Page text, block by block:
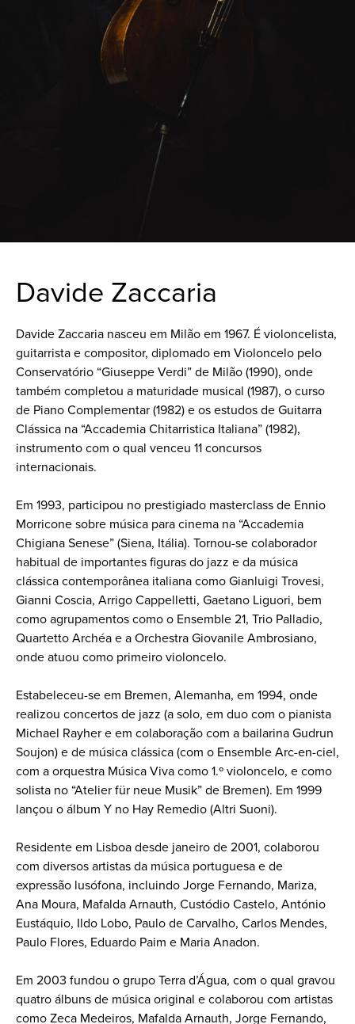
Davide Zaccaria
Davide Zaccaria nasceu em Milão em 1967. É violoncelista,
guitarrista e compositor, diplomado em Violoncelo pelo
Conservatório “Giuseppe Verdi” de Milão (1990), onde
também completou a maturidade musical (1987), o curso
de Piano Complementar (1982) e os estudos de Guitarra
Clássica na “Accademia Chitarristica Italiana” (1982),
instrumento com o qual venceu 11 concursos
internacionais.
Em 1993, participou no prestigiado masterclass de Ennio
Morricone sobre música para cinema na “Accademia
Chigiana Senese” (Siena, Itália). Tornou-se colaborador
habitual de importantes figuras do jazz e da música
clássica contemporânea italiana como Gianluigi Trovesi,
Gianni Coscia, Arrigo Cappelletti, Gaetano Liguori, bem
como agrupamentos como o Ensemble 21, Trio Palladio,
Quartetto Archéa e a Orchestra Giovanile Ambrosiano,
onde atuou como primeiro violoncelo.
Estabeleceu-se em Bremen, Alemanha, em 1994, onde
realizou concertos de jazz (a solo, em duo com o pianista
Michael Rayher e em colaboração com a bailarina Gudrun
Soujon) e de música clássica (com o Ensemble Arc-en-ciel,
com a orquestra Música Viva como 1.º violoncelo, e como
solista no “Atelier für neue Musik” de Bremen). Em 1999
lançou o álbum Y no Hay Remedio (Altri Suoni).
Residente em Lisboa desde janeiro de 2001, colaborou
com diversos artistas da música portuguesa e de
expressão lusófona, incluindo Jorge Fernando, Mariza,
Ana Moura, Mafalda Arnauth, Custódio Castelo, António
Eustáquio, Ildo Lobo, Paulo de Carvalho, Carlos Mendes,
Paulo Flores, Eduardo Paim e Maria Anadon.
Em 2003 fundou o grupo Terra d’Água, com o qual gravou
quatro álbuns de música original e colaborou com artistas
como Zeca Medeiros, Mafalda Arnauth, Jorge Fernando,